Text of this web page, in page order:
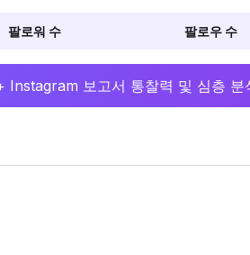
팔로워 수 팔로우 수
Instagram 보고서 통찰력 및 심층 분